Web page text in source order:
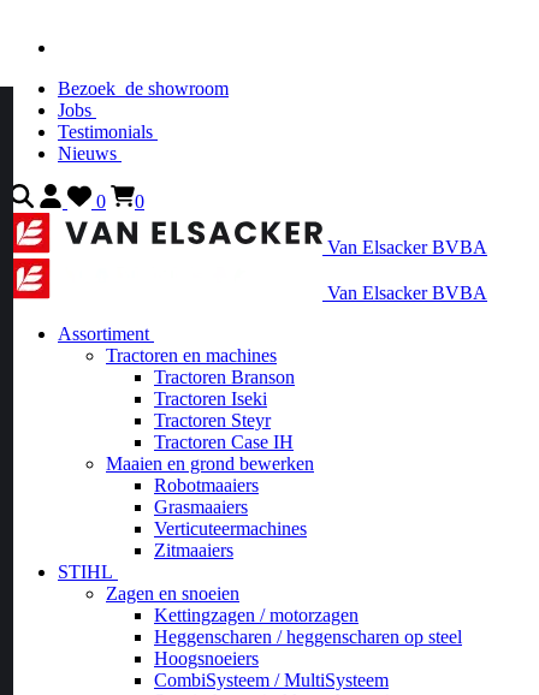
Bezoek de showroom
Jobs
Testimonials
Nieuws
0 0
Van Elsacker BVBA
Van Elsacker BVBA
Assortiment
Tractoren en machines
Tractoren Branson
Tractoren Iseki
Tractoren Steyr
Tractoren Case IH
Maaien en grond bewerken
Robotmaaiers
Grasmaaiers
Verticuteermachines
Zitmaaiers
STIHL
Zagen en snoeien
Kettingzagen / motorzagen
Heggenscharen / heggenscharen op steel
Hoogsnoeiers
CombiSysteem / MultiSysteem